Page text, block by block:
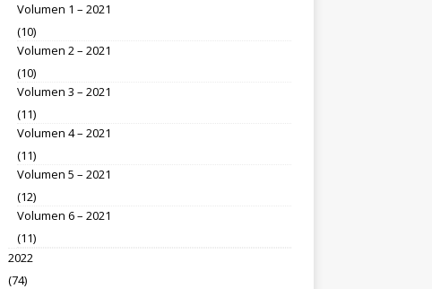
Volumen 1 – 2021
(10)
Volumen 2 – 2021
(10)
Volumen 3 – 2021
(11)
Volumen 4 – 2021
(11)
Volumen 5 – 2021
(12)
Volumen 6 – 2021
(11)
2022
(74)